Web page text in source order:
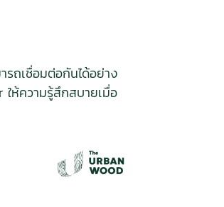
ถเชื่อมต่อกันได้อย่าง
ห้ความรู้สึกสบายเมื่อ